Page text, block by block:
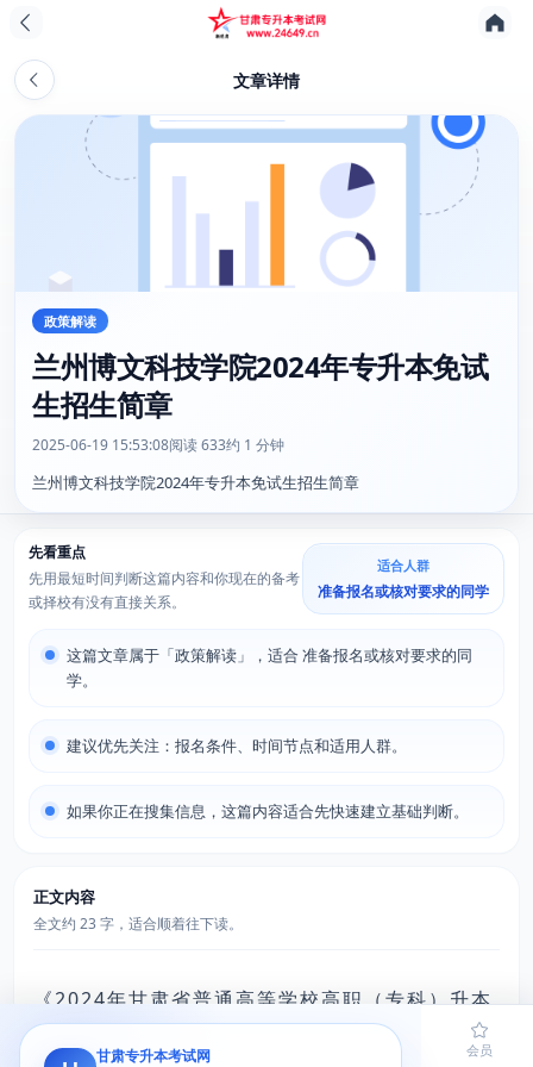
文章详情
政策解读
兰州博文科技学院2024年专升本免试
生招生简章
2025-06-19 15:53:08阅读 633约 1 分钟
兰州博文科技学院2024年专升本免试生招生简章
先看重点
先用最短时间判断这篇内容和你现在的备考
或择校有没有直接关系。
适合人群
准备报名或核对要求的同学
这篇文章属于「政策解读」，适合 准备报名或核对要求的同
学。
建议优先关注：报名条件、时间节点和适用人群。
如果你正在搜集信息，这篇内容适合先快速建立基础判断。
正文内容
全文约 23 字，适合顺着往下读。
《2024年甘肃省普通高等学校高职（专科）升本
科考试招生工作方案》（甘教学〔2023〕3号）
甘肃专升本考试网
首页 题库 会员